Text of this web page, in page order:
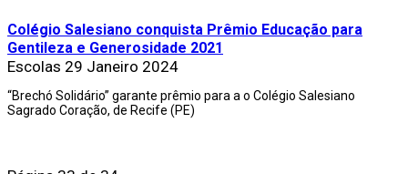
Colégio Salesiano conquista Prêmio Educação para
Gentileza e Generosidade 2021
Escolas 29 Janeiro 2024
“Brechó Solidário” garante prêmio para a o Colégio Salesiano
Sagrado Coração, de Recife (PE)